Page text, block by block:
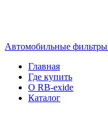
Автомобильные фильтры
Главная
Где купить
О RB-exide
Каталог